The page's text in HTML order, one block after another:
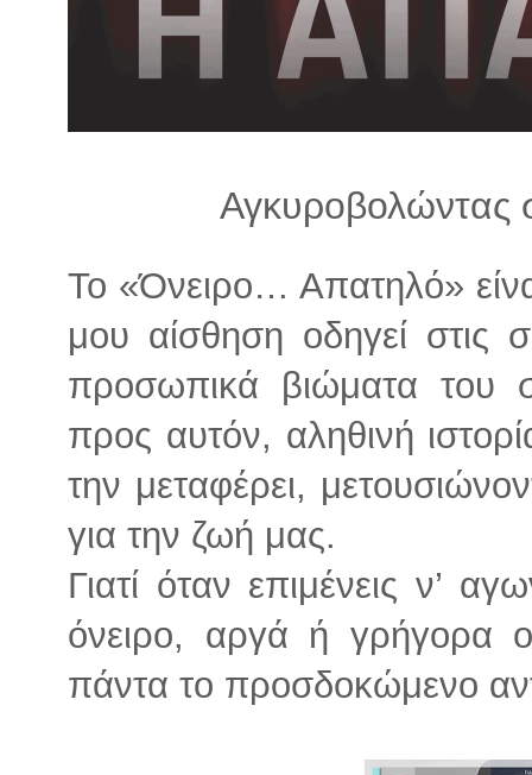
Αγκυροβολώντας
Το «Όνειρο… Απατηλό»
μου αίσθηση οδηγεί στις
προσωπικά βιώματα του
προς αυτόν, αληθινή
την μεταφέρει,
για την ζωή μας.
Γιατί όταν επιμένεις ν’
όνειρο, αργά ή γρήγορα
πάντα το προσδοκώμενο